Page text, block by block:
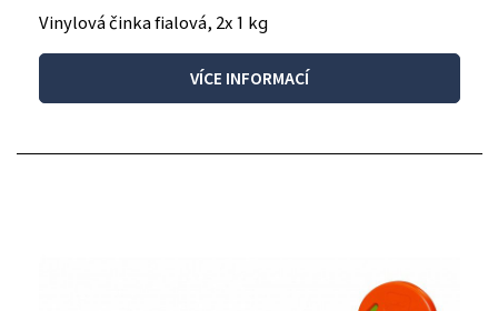
Vinylová činka fialová, 2x 1 kg
VÍCE INFORMACÍ